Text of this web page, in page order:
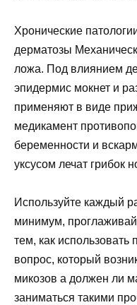
Хронические
дерматозы
ложа. Под влиянием
эпидермис мокнет и
применяют в виде
медикамент
беременности и
уксусом лечат грибок
Используйте каждый
минимум,
тем, как
вопрос, который
микозов а должен ли
заниматься такими